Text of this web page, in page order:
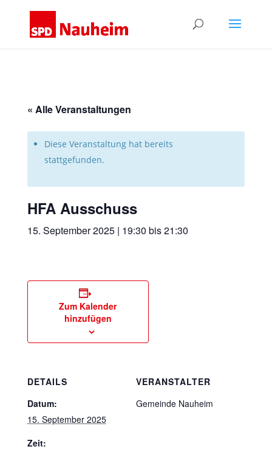
« Alle Veranstaltungen
Diese Veranstaltung hat bereits
stattgefunden.
HFA Ausschuss
15. September 2025 | 19:30 bis21:30
Zum Kalender
hinzufügen
DETAILS
Datum:
15. September 2025
Zeit:
VERANSTALTER
Gemeinde Nauheim